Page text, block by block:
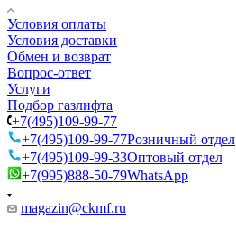
Условия оплаты
Условия доставки
Обмен и возврат
Вопрос-ответ
Услуги
Подбор газлифта
+7(495)109-99-77
+7(495)109-99-77Розничный отдел
+7(495)109-99-33Оптовый отдел
+7(995)888-50-79WhatsApp
magazin@ckmf.ru